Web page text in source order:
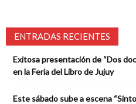
ENTRADAS RECIENTES
Exitosa presentación de “Dos
en la Feria del Libro de Jujuy
Este sábado sube a escena